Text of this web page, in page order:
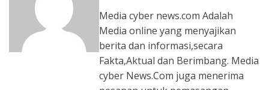
Media cyber news.com Adalah
Media online yang menyajikan
berita dan informasi,secara
Fakta,Aktual dan Berimbang. Media
cyber News.Com juga menerima